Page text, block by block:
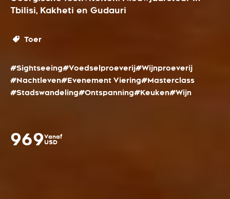
Tbilisi, Kakheti en Gudauri
Toer
#Sightseeing#Voedselproeverij#Wijnproeverij
#Nachtleven#Evenement Viering#Masterclass
#Stadswandeling#Ontspanning#Keuken#Wijn
969Vanaf
USD